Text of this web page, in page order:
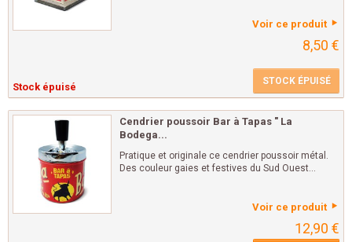
Voir ce produit
8,50 €
Stock épuisé STOCK ÉPUISÉ
Cendrier poussoir Bar à Tapas " La
Bodega...
Pratique et originale ce cendrier poussoir métal.
Des couleur gaies et festives du Sud Ouest...
Voir ce produit
12,90 €